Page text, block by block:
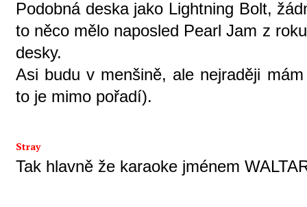
Podobná deska jako Lightning Bolt,
to něco mělo naposled Pearl Jam z
desky.
Asi budu v menšině, ale nejraději
to je mimo pořadí).
Stray
Tak hlavně že karaoke jménem